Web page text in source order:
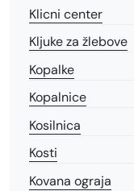
Klicni center
Kljuke za žlebove
Kopalke
Kopalnice
Kosilnica
Kosti
Kovana ograja